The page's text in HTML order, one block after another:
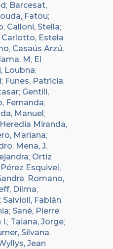
; Barcesat,
Fatou;
; Calloni, Stella;
Carlotto, Estela
; Casaús Arzú,
M ; El
Loubna;
; Funes, Patricia;
; Gentili,
Fernanda;
Manuel ;
Heredia Miranda,
Mariana;
; Mena, J.
; Ortiz
Pérez Esquivel,
; Romano,
Dilma;
; Salvioli, Fabián;
; Sané, Pierre;
I.; Taiana, Jorge;
Silvana;
Jean